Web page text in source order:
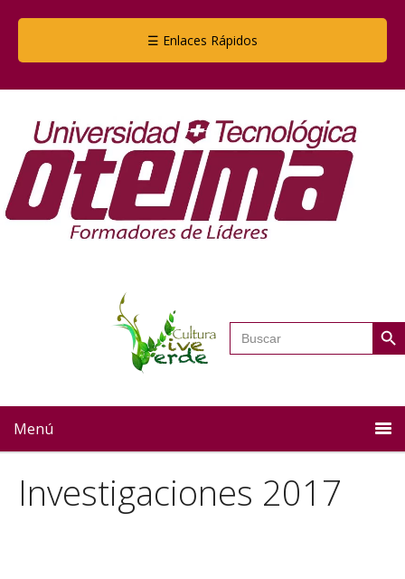
☰ Enlaces Rápidos
Buscar: Botón
Menú
Investigaciones 2017